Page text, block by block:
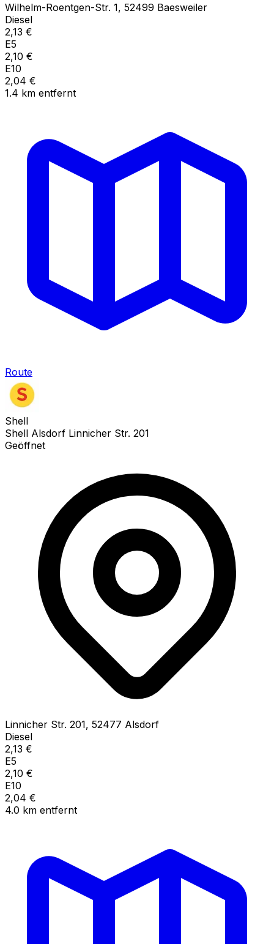
Wilhelm-Roentgen-Str. 1, 52499 Baesweiler
Diesel
2,13 €
E5
2,10 €
E10
2,04 €
1.4 km entfernt
Route
Shell
Shell Alsdorf Linnicher Str. 201
Geöffnet
Linnicher Str. 201, 52477 Alsdorf
Diesel
2,13 €
E5
2,10 €
E10
2,04 €
4.0 km entfernt